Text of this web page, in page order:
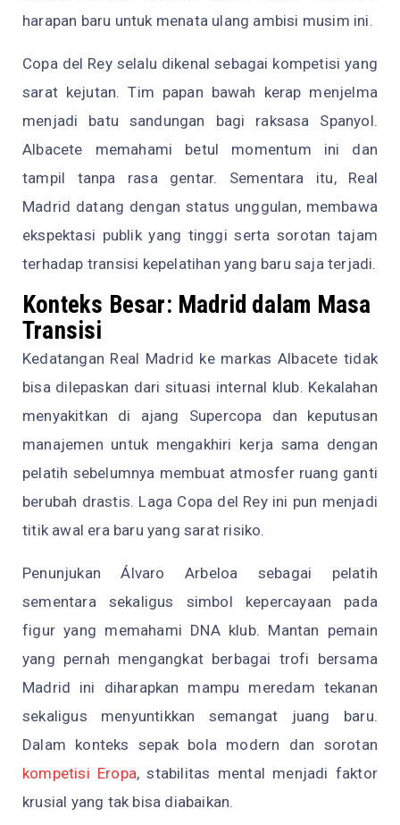
harapan baru untuk menata ulang ambisi musim ini.
Copa del Rey selalu dikenal sebagai kompetisi yang
sarat kejutan. Tim papan bawah kerap menjelma
menjadi batu sandungan bagi raksasa Spanyol.
Albacete memahami betul momentum ini dan
tampil tanpa rasa gentar. Sementara itu, Real
Madrid datang dengan status unggulan, membawa
ekspektasi publik yang tinggi serta sorotan tajam
terhadap transisi kepelatihan yang baru saja terjadi.
Konteks Besar: Madrid dalam Masa
Transisi
Kedatangan Real Madrid ke markas Albacete tidak
bisa dilepaskan dari situasi internal klub. Kekalahan
menyakitkan di ajang Supercopa dan keputusan
manajemen untuk mengakhiri kerja sama dengan
pelatih sebelumnya membuat atmosfer ruang ganti
berubah drastis. Laga Copa del Rey ini pun menjadi
titik awal era baru yang sarat risiko.
Penunjukan Álvaro Arbeloa sebagai pelatih
sementara sekaligus simbol kepercayaan pada
figur yang memahami DNA klub. Mantan pemain
yang pernah mengangkat berbagai trofi bersama
Madrid ini diharapkan mampu meredam tekanan
sekaligus menyuntikkan semangat juang baru.
Dalam konteks sepak bola modern dan sorotan
kompetisi Eropa, stabilitas mental menjadi faktor
krusial yang tak bisa diabaikan.